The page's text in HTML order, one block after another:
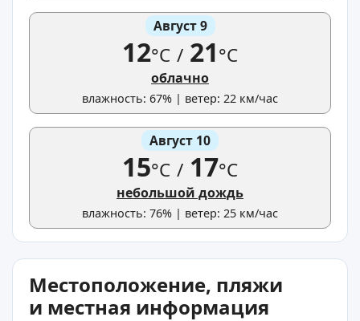
Август 9
12°C / 21°C
облачно
влажность: 67% | ветер: 22 км/час
Август 10
15°C / 17°C
небольшой дождь
влажность: 76% | ветер: 25 км/час
Местоположение, пляжи
и местная информация